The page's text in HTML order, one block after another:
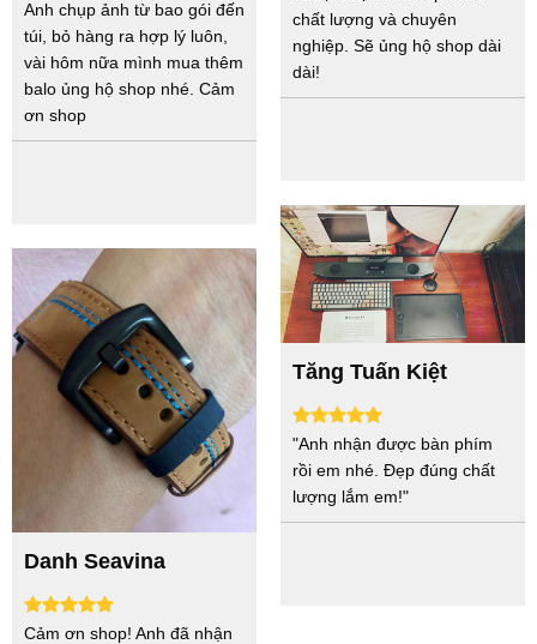
chất lượng và chuyên
nghiệp. Sẽ ủng hộ shop dài
dài!
Anh chụp ảnh từ bao gói đến
túi, bỏ hàng ra hợp lý luôn,
vài hôm nữa mình mua thêm
balo ủng hộ shop nhé. Cảm
ơn shop
Tăng Tuấn Kiệt
"Anh nhận được bàn phím
rồi em nhé. Đẹp đúng chất
lượng lắm em!"
Danh Seavina
Cảm ơn shop! Anh đã nhận